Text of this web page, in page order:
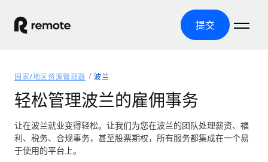
提交
产品
全球招聘
全球薪资管理
轻松运行合规薪资
覆盖全球
资源
国家/地区资源管理器 波兰
轻松管理波兰的雇佣事务
让在波兰就业变得轻松。让我们为您在波兰的团队处理薪资、福
利、税务、合规事务，甚至股票期权，所有服务都集成在一个易
于使用的平台上。